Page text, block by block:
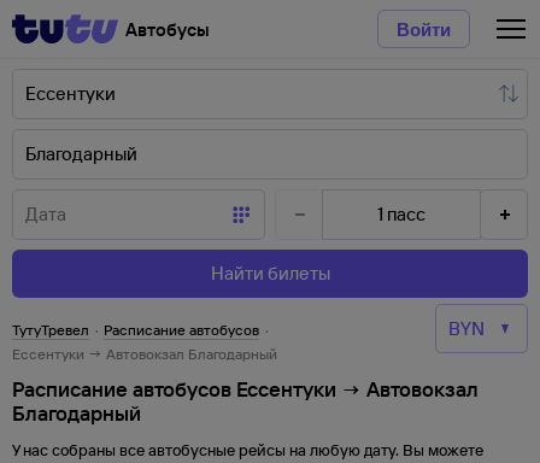
Автобусы Войти
1 пасс
Найти билеты
ТутуТревел · Расписание автобусов ·
Ессентуки → Автовокзал Благодарный
Расписание автобусов Ессентуки → Автовокзал
Благодарный
У нас собраны все автобусные рейсы на любую дату. Вы можете